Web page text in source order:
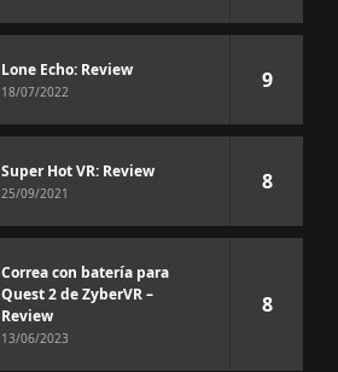
Lone Echo: Review
18/07/2022 9
Super Hot VR: Review
25/09/2021 8
Correa con batería para
Quest 2 de ZyberVR –
Review
13/06/2023
8